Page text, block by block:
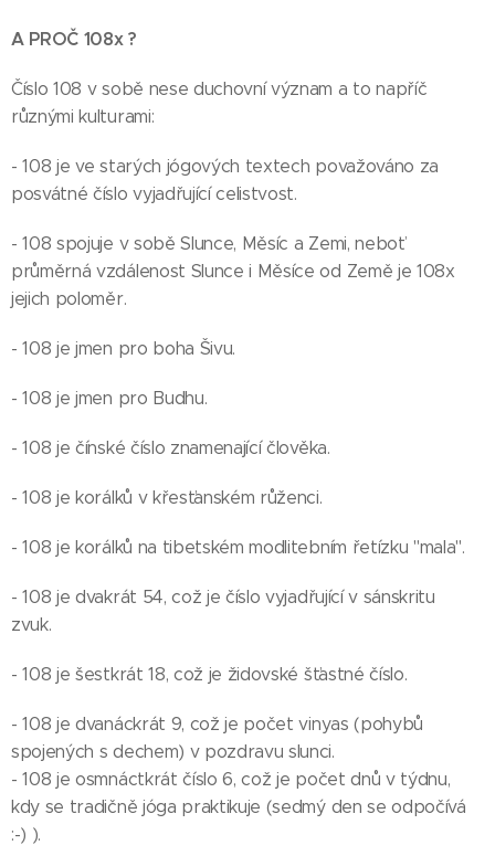
A PROČ 108x ?
Číslo 108 v sobě nese duchovní význam a to napříč
různými kulturami:
- 108 je ve starých jógových textech považováno za
posvátné číslo vyjadřující celistvost.
- 108 spojuje v sobě Slunce, Měsíc a Zemi, neboť
průměrná vzdálenost Slunce i Měsíce od Země je 108x
jejich poloměr.
- 108 je jmen pro boha Šivu.
- 108 je jmen pro Budhu.
- 108 je čínské číslo znamenající člověka.
- 108 je korálků v křesťanském růženci.
- 108 je korálků na tibetském modlitebním řetízku "mala".
- 108 je dvakrát 54, což je číslo vyjadřující v sánskritu
zvuk.
- 108 je šestkrát 18, což je židovské šťastné číslo.
- 108 je dvanáckrát 9, což je počet vinyas (pohybů
spojených s dechem) v pozdravu slunci.
- 108 je osmnáctkrát číslo 6, což je počet dnů v týdnu,
kdy se tradičně jóga praktikuje (sedmý den se odpočívá
:-) ).